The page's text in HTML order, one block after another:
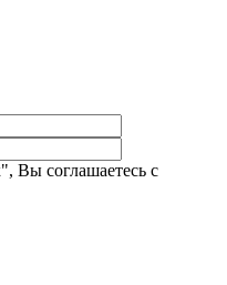
Вы соглашаетесь с